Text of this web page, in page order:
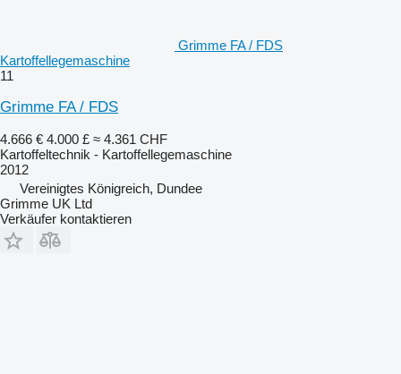
Grimme FA / FDS
Kartoffellegemaschine
11
Grimme FA / FDS
4.666 € 4.000 £ ≈ 4.361 CHF
Kartoffeltechnik - Kartoffellegemaschine
2012
Vereinigtes Königreich, Dundee
Grimme UK Ltd
Verkäufer kontaktieren